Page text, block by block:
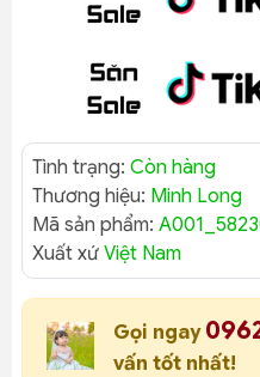
Tình trạng: Còn hàng
Thương hiệu: Minh Long
Mã sản phẩm:
Xuất xứ Việt Nam
Gọi ngay
vấn tốt nhất!